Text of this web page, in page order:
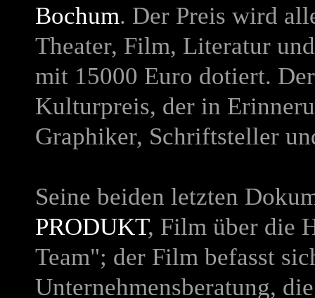
Bochum. Der Preis wird
Theater, Film, Literatur
mit 15000 Euro dotiert.
Kulturpreis, der in
Graphiker, Schriftsteller
Seine beiden letzten
PRODUKT, Film über die
Team"; der Film befasst
Unternehmensberatung,